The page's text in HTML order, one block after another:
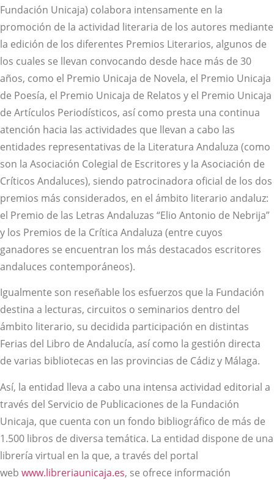
Fundación Unicaja) colabora intensamente en la
promoción de la actividad literaria de los autores mediante
la edición de los diferentes Premios Literarios, algunos de
los cuales se llevan convocando desde hace más de 30
años, como el Premio Unicaja de Novela, el Premio Unicaja
de Poesía, el Premio Unicaja de Relatos y el Premio Unicaja
de Artículos Periodísticos, así como presta una continua
atención hacia las actividades que llevan a cabo las
entidades representativas de la Literatura Andaluza (como
son la Asociación Colegial de Escritores y la Asociación de
Críticos Andaluces), siendo patrocinadora oficial de los dos
premios más considerados, en el ámbito literario andaluz:
el Premio de las Letras Andaluzas “Elio Antonio de Nebrija”
y los Premios de la Crítica Andaluza (entre cuyos
ganadores se encuentran los más destacados escritores
andaluces contemporáneos).
Igualmente son reseñable los esfuerzos que la Fundación
destina a lecturas, circuitos o seminarios dentro del
ámbito literario, su decidida participación en distintas
Ferias del Libro de Andalucía, así como la gestión directa
de varias bibliotecas en las provincias de Cádiz y Málaga.
Así, la entidad lleva a cabo una intensa actividad editorial a
través del Servicio de Publicaciones de la Fundación
Unicaja, que cuenta con un fondo bibliográfico de más de
1.500 libros de diversa temática. La entidad dispone de una
librería virtual en la que, a través del portal
web www.libreriaunicaja.es, se ofrece información